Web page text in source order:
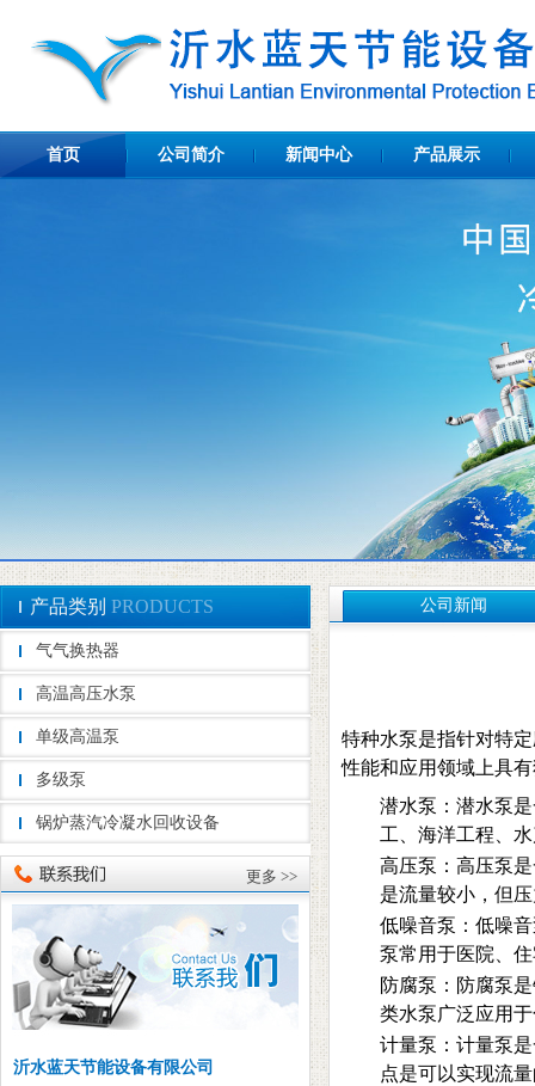
首页 公司简介 新闻中心 产品展示
产品类别 PRODUCTS
气气换热器
高温高压水泵
单级高温泵
多级泵
锅炉蒸汽冷凝水回收设备
更多 >>
沂水蓝天节能设备有限公司
公司新闻
特种水泵是指针对特
性能和应用领域上具
潜水泵：潜水泵
工、海洋工程、
高压泵：高压泵
是流量较小，但
低噪音泵：低噪
泵常用于医院、
防腐泵：防腐泵
类水泵广泛应用
计量泵：计量泵
点是可以实现流